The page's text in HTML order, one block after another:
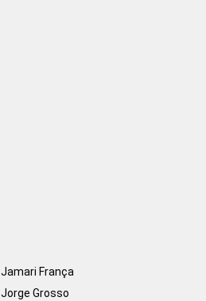
Jamari França
Jorge Grosso